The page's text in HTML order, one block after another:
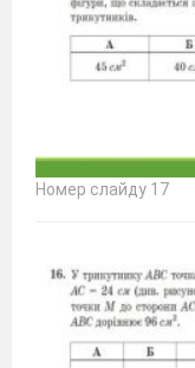
Номер слайду 17